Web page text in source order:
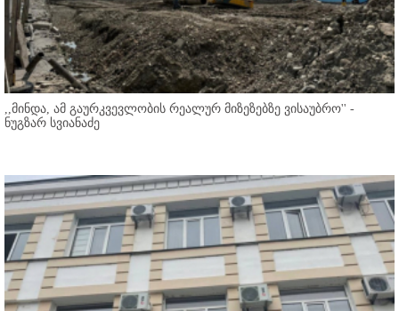
,,მინდა, ამ გაურკვევლობის რეალურ მიზეზებზე ვისაუბრო'' -
ნუგზარ სვიანაძე